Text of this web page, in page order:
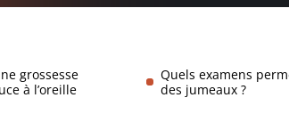
grossesse
à l’oreille
Quels examens
des jumeaux ?